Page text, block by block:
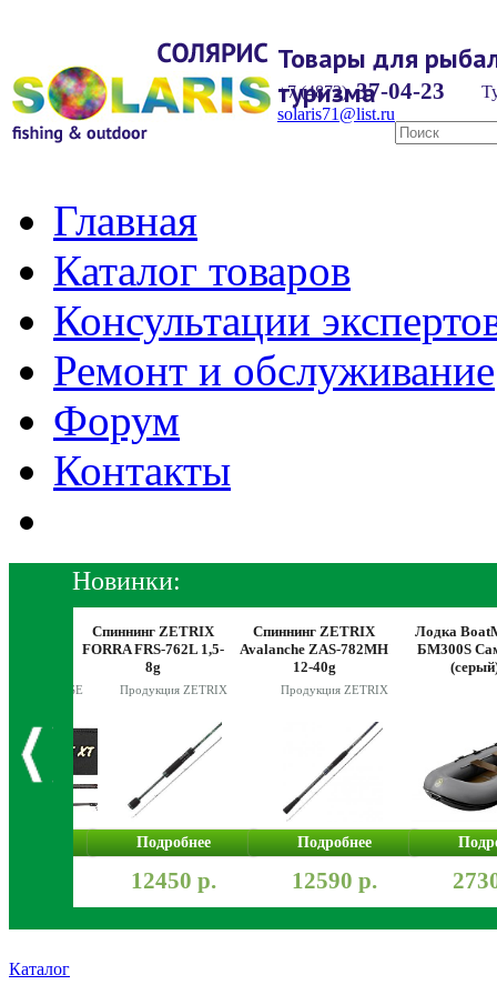
Товары для
туризма
+7 (4872) 37-04-23
solaris71@list.ru
Главная
Каталог товаров
Консультации
Ремонт и обслуживание
Форум
Контакты
Новинки:
HEARTY RISE
Спиннинг ZETRIX
FORRA FRS-762L 1,5-
8g
Продукция ZETRIX
Подробнее
12450 р.
Спиннинг ZETRIX
Avalanche ZAS-782MH
12-40g
Продукция ZETRIX
Подробнее
12590 р.
Лодка
БМ300S
Каталог